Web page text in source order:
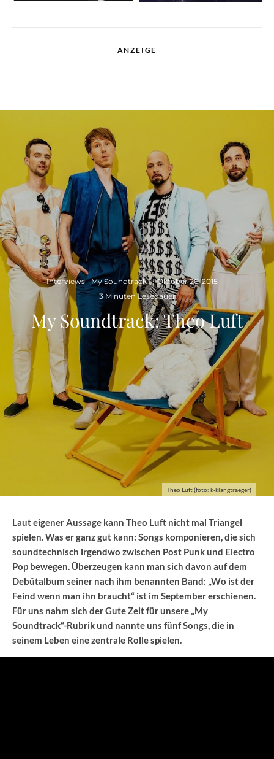
ANZEIGE
Theo Luft (foto: k-klangtraeger)
Interviews My Soundtrack · Oktober 26, 2015 ·
3 Minuten Lesedauer
My Soundtrack: Theo Luft
Laut eigener Aussage kann Theo Luft nicht mal Triangel
spielen. Was er ganz gut kann: Songs komponieren, die sich
soundtechnisch irgendwo zwischen Post Punk und Electro
Pop bewegen. Überzeugen kann man sich davon auf dem
Debütalbum seiner nach ihm benannten Band: „Wo ist der
Feind wenn man ihn braucht“ ist im September erschienen.
Für uns nahm sich der Gute Zeit für unsere „My
Soundtrack“-Rubrik und nannte uns fünf Songs, die in
seinem Leben eine zentrale Rolle spielen.